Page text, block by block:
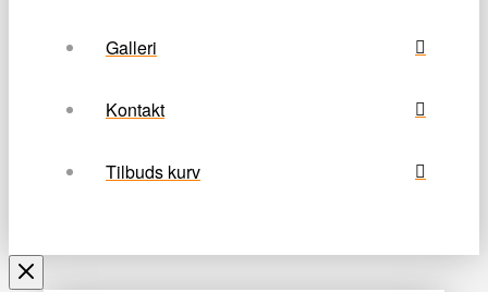
Galleri
Kontakt
Tilbuds kurv